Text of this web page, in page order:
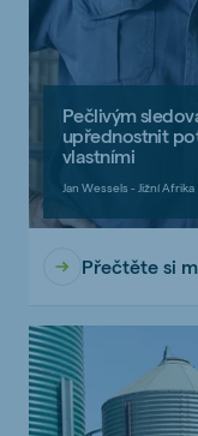
Pečlivým
upřednostnit
vlastními
Jan Wessels - Jižní Afrika
Přečtěte si